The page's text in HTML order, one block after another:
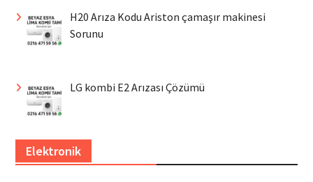
H20 Arıza Kodu Ariston çamaşır makinesi
Sorunu
LG kombi E2 Arızası Çözümü
Elektronik